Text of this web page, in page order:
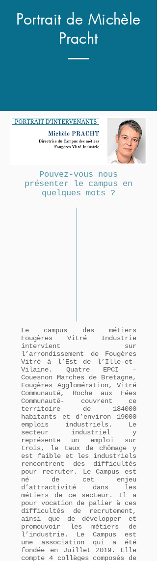
Portrait de Michèle
Pracht
Pouvez-vous nous
présenter le campus en
quelques mots ?
Le campus des métiers
Fougères Vitré Industrie
intervient sur
l’arrondissement de Fougères
Vitré à l’Est de l’Ille-et-
Vilaine. Quatre EPCI -
Couesnon Marches de Bretagne,
Fougères Agglomération, Vitré
Communauté, Roche aux Fées
Communauté- couvrent ce
territoire de 184000
habitants et d’environ 19000
emplois industriels. Le
secteur industriel y
représente un emploi sur
trois, le taux de chômage y
est faible et les industriels
rencontrent des difficultés
pour recruter. Le Campus est
né de cet enjeu
d’attractivité dans les
métiers de ce secteur. Il a
pour vocation de palier à ces
difficultés de recrutement,
ainsi que de développer et
promouvoir les métiers de
l’industrie. Le Campus est
une association qui a été
fondée en Juillet 2019. Elle
compte 4 collèges composés de